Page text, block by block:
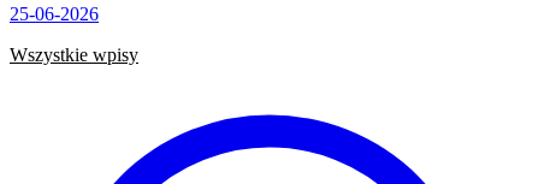
25-06-2026
Wszystkie wpisy